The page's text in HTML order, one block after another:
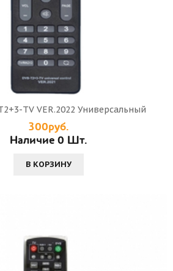
TV VER.2022 Универсальный
300руб.
Наличие 0 Шт.
В КОРЗИНУ